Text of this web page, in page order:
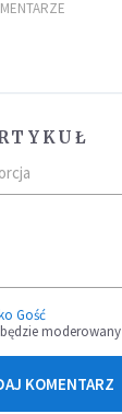
Gość
moderowany
KOMENTARZ